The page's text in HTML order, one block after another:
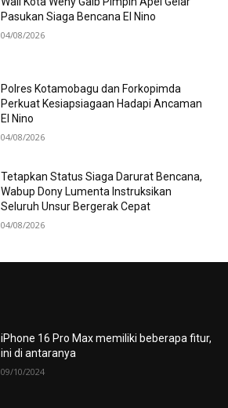
Pasukan Siaga Bencana El Nino
04/08/2026
Polres Kotamobagu dan Forkopimda
Perkuat Kesiapsiagaan Hadapi Ancaman
El Nino
04/08/2026
Tetapkan Status Siaga Darurat Bencana,
Wabup Dony Lumenta Instruksikan
Seluruh Unsur Bergerak Cepat
04/08/2026
iPhone 16 Pro Max memiliki beberapa fitur,
ini di antaranya
09/10/2024